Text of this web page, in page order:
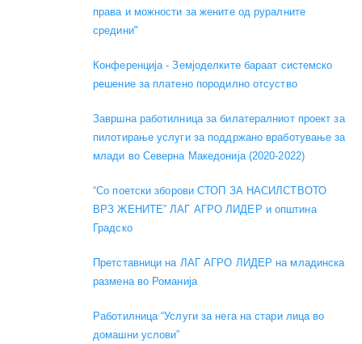
права и можности за жените од руралните
средини"
Конференција - Земјоделките бараат системско
решение за платено породилно отсуство
Завршна работилница за билатералниот проект за
пилотирање услуги за поддржано вработување за
млади во Северна Македонија (2020-2022)
“Со поетски зборови СТОП ЗА НАСИЛСТВОТО
ВРЗ ЖЕНИТЕ” ЛАГ АГРО ЛИДЕР и општина
Градско
Претставници на ЛАГ АГРО ЛИДЕР на младинска
размена во Романија
Работилница “Услуги за нега на стари лица во
домашни услови”